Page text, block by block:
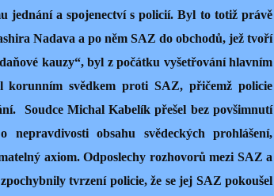
jednání a spojenectví s policií. Byl to totiž právě
Nadava a po něm SAZ do obchodů, jež tvoří
kauzy“, byl z počátku vyšetřování hlavním
korunním svědkem proti SAZ, přičemž policie
Soudce Michal Kabelík přešel bez povšimnutí
nepravdivosti obsahu svědeckých prohlášení,
axiom. Odposlechy rozhovorů mezi SAZ a
tvrzení policie, že se jej SAZ pokoušel